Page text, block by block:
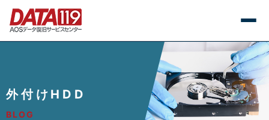
外付けHDD
BLOG